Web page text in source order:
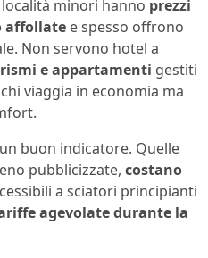
località minori hanno prezzi
affollate e spesso offrono
Non servono hotel a
e appartamenti gestiti
viaggia in economia ma
buon indicatore. Quelle
pubblicizzate, costano
a sciatori principianti
agevolate durante la